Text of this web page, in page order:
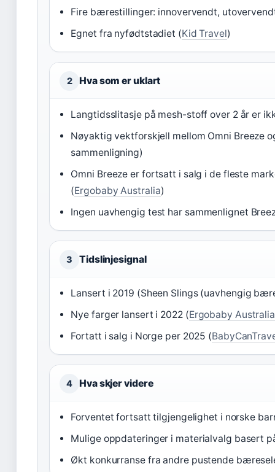
Fire bærestillinger: innovervendt,
Egnet fra nyfødtstadiet (Kid Travel)
2 Hva som er uklart
Langtidsslitasje på mesh-stoff over 2 år er
Nøyaktig vektforskjell mellom Omni Breeze
sammenligning)
Omni Breeze er fortsatt i salg i de fleste
(Ergobaby Australia)
Ingen uavhengig test har sammenlignet
3 Tidslinjesignal
Lansert i 2019 (Sheen Slings (uavhengig
Nye farger lansert i 2022 (Ergobaby Australia
Fortatt i salg i Norge per 2025 (
4 Hva skjer videre
Forventet fortsatt tilgjengelighet i norske
Mulige oppdateringer i materialvalg basert
Økt konkurranse fra andre pustende